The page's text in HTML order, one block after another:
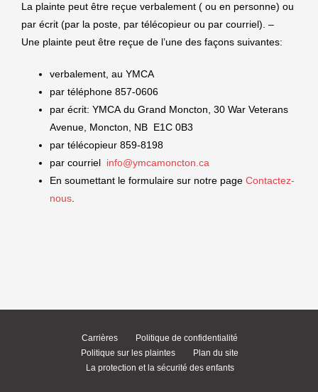
La plainte peut être reçue verbalement ( ou en personne) ou
par écrit (par la poste, par télécopieur ou par courriel). –
Une plainte peut être reçue de l’une des façons suivantes:
verbalement, au YMCA
par téléphone 857-0606
par écrit: YMCA du Grand Moncton, 30 War Veterans
Avenue, Moncton, NB E1C 0B3
par télécopieur 859-8198
par courriel info@ymcamoncton.ca
En soumettant le formulaire sur notre page Contactez-
nous.
Carrières
Politique de confidentialité
Politique sur les plaintes
Plan du site
La protection et la sécurité des enfants